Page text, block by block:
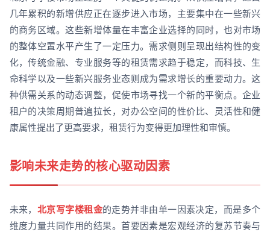
几年累积的新增供应正在逐步进入市场，主要集中在一些新兴
的商务区域。这些新增体量在丰富企业选择的同时，也对市场
的整体空置水平产生了一定压力。需求侧则呈现出结构性的变
化，传统金融、专业服务等的租赁需求趋于稳定，而科技、生
命科学以及一些新兴服务业态则成为需求增长的重要动力。这
种供需关系的动态调整，促使市场寻找一个新的平衡点。企业
租户的决策周期普遍拉长，对办公空间的性价比、灵活性和健
康属性提出了更高要求，租赁行为变得更加理性和审慎。
影响未来走势的核心驱动因素
未来， 北京写字楼租金的走势并非由单一因素决定，而是多个
维度力量共同作用的结果。首要因素是宏观经济的复苏节奏与